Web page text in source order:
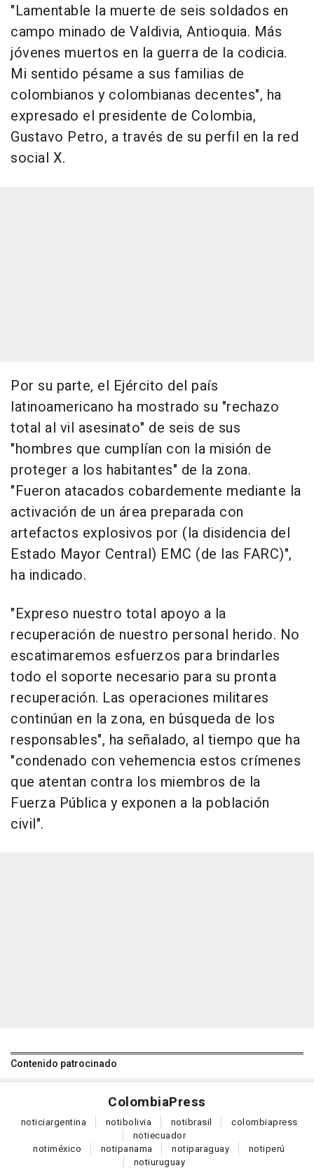
"Lamentable la muerte de seis soldados en
campo minado de Valdivia, Antioquia. Más
jóvenes muertos en la guerra de la codicia.
Mi sentido pésame a sus familias de
colombianos y colombianas decentes", ha
expresado el presidente de Colombia,
Gustavo Petro, a través de su perfil en la red
social X.
Por su parte, el Ejército del país
latinoamericano ha mostrado su "rechazo
total al vil asesinato" de seis de sus
"hombres que cumplían con la misión de
proteger a los habitantes" de la zona.
"Fueron atacados cobardemente mediante la
activación de un área preparada con
artefactos explosivos por (la disidencia del
Estado Mayor Central) EMC (de las FARC)",
ha indicado.
"Expreso nuestro total apoyo a la
recuperación de nuestro personal herido. No
escatimaremos esfuerzos para brindarles
todo el soporte necesario para su pronta
recuperación. Las operaciones militares
continúan en la zona, en búsqueda de los
responsables", ha señalado, al tiempo que ha
"condenado con vehemencia estos crímenes
que atentan contra los miembros de la
Fuerza Pública y exponen a la población
civil".
Contenido patrocinado
ColombiaPress
noticiargentina notibolivia notibrasil colombiapress
notiecuador
notiméxico notipanama notiparaguay notiperú
notiuruguay